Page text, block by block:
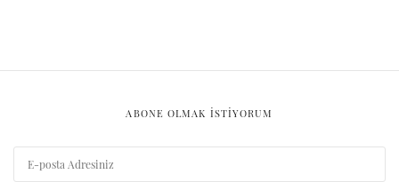
ABONE OLMAK ISTIYORUM